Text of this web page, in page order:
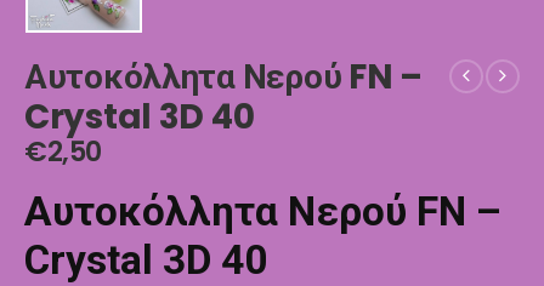
Αυτοκόλλητα Νερού FN –
Crystal 3D 40
€2,50
Αυτοκόλλητα Νερού FN –
Crystal 3D 40